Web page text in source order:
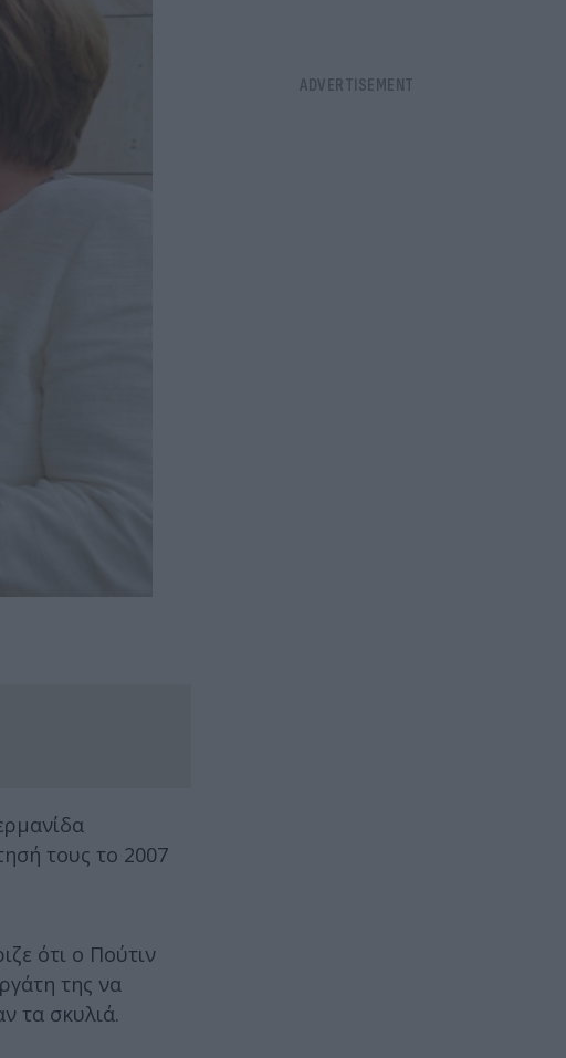
τους το 2007
ότι ο Πούτιν
της να
τα σκυλιά.